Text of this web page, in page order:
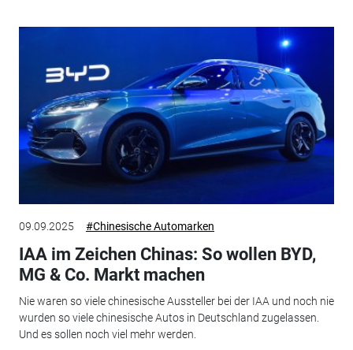
09.09.2025 #Chinesische Automarken
IAA im Zeichen Chinas: So wollen BYD,
MG & Co. Markt machen
Nie waren so viele chinesische Aussteller bei der IAA und noch nie
wurden so viele chinesische Autos in Deutschland zugelassen.
Und es sollen noch viel mehr werden.